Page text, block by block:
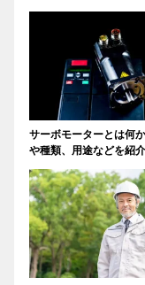
サーボモーターとは何
や種類、用途などを紹介